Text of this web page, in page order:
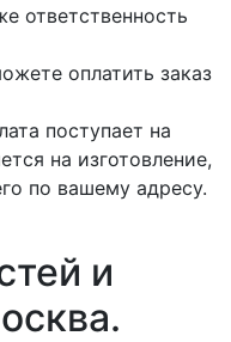
ответственность
оплатить заказ
поступает на
на изготовление,
по вашему адресу.
и